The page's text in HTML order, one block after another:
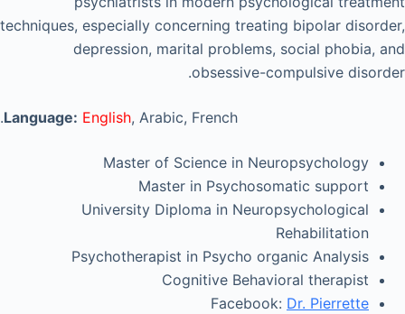
techniques, especially concerning treating bipolar disorder,
depression, marital problems, social phobia, and
obsessive-compulsive disorder.
Language: English, Arabic, French.
Master of Science in Neuropsychology
Master in Psychosomatic support
University Diploma in Neuropsychological
Rehabilitation
Psychotherapist in Psycho organic Analysis
Cognitive Behavioral therapist
Facebook: Dr. Pierrette